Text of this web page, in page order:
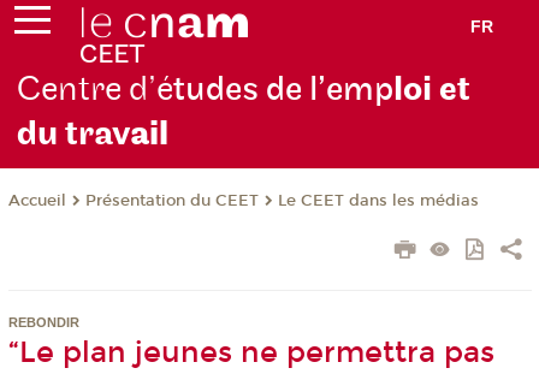
FR
Centre d’études de l’emploi et
du travail
Accueil Présentation du CEET Le CEET dans les médias
REBONDIR
“Le plan jeunes ne permettra pas